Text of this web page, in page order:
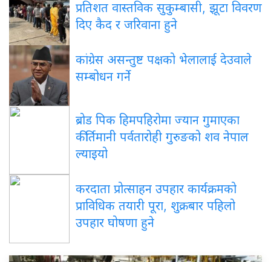
प्रतिशत वास्तविक सुकुम्बासी, झूटा विवरण
दिए कैद र जरिवाना हुने
कांग्रेस असन्तुष्ट पक्षको भेलालाई देउवाले
सम्बोधन गर्ने
ब्रोड पिक हिमपहिरोमा ज्यान गुमाएका
कीर्तिमानी पर्वतारोही गुरुङको शव नेपाल
ल्याइयो
करदाता प्रोत्साहन उपहार कार्यक्रमको
प्राविधिक तयारी पूरा, शुक्रबार पहिलो
उपहार घोषणा हुने